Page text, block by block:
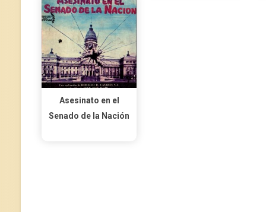
Asesinato en el
Senado de la Nación